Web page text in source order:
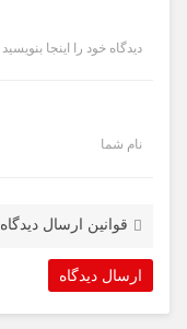
دیدگاه خود را اینجا بنویسید
نام شما
قوانین ارسال دیدگاه